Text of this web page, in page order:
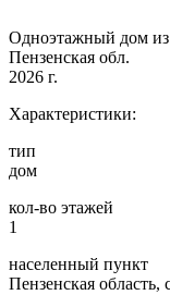
Одноэтажный дом из
Пензенская обл.
2026 г.
Характеристики:
тип
дом
кол-во этажей
1
населенный пункт
Пензенская область,